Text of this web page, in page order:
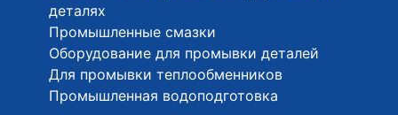
деталях
Промышленные смазки
Оборудование для промывки деталей
Для промывки теплообменников
Промышленная водоподготовка